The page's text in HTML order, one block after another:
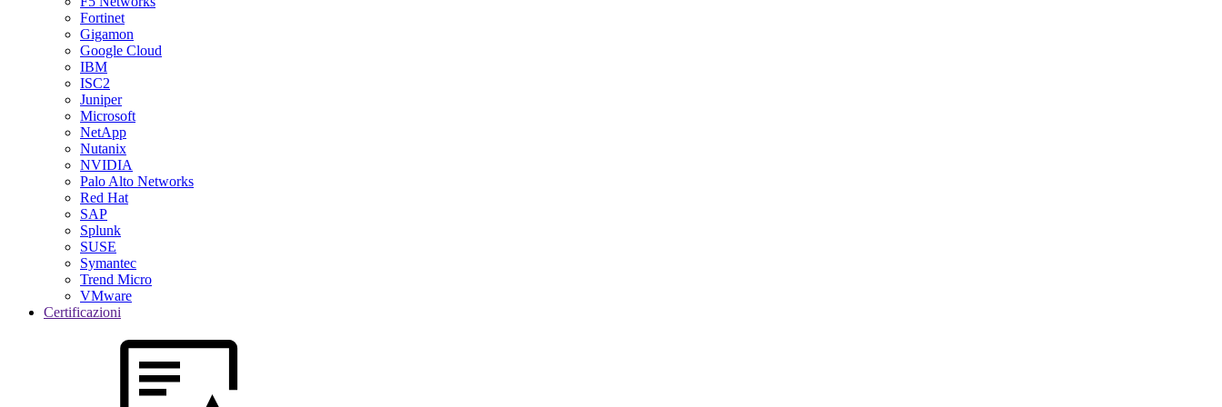
Fortinet
Gigamon
Google Cloud
IBM
ISC2
Juniper
Microsoft
NetApp
Nutanix
NVIDIA
Palo Alto Networks
Red Hat
SAP
Splunk
SUSE
Symantec
Trend Micro
VMware
Certificazioni